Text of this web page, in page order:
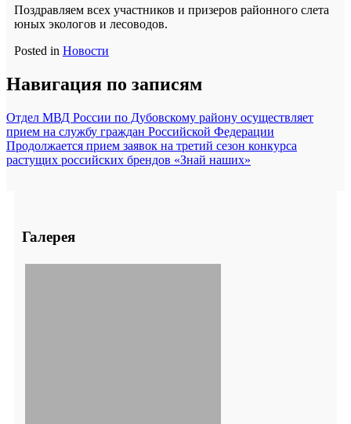
Поздравляем всех участников и призеров районного слета
юных экологов и лесоводов.
Posted in Новости
Навигация по записям
Отдел МВД России по Дубовскому району осуществляет
прием на службу граждан Российской Федерации
Продолжается прием заявок на третий сезон конкурса
растущих российских брендов «Знай наших»
Галерея